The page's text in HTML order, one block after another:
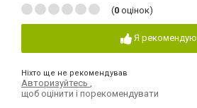
(0 оцінок)
Я рекомендую
Ніхто ще не рекомендував
Авторизуйтесь
щоб оцінити і порекомендувати